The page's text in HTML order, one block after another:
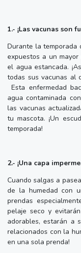
1.- ¡Las vacunas son
Durante la temporada
expuestos a un
el agua estancada.
todas sus vacunas al
Esta enfermedad
agua contaminada
las vacunas
tu mascota. ¡Un
temporada!
2.- ¡Una capa
Cuando salgas a
de la humedad con
prendas
pelaje seco y
adorables, estarán a
relacionados con la
en una sola prenda!